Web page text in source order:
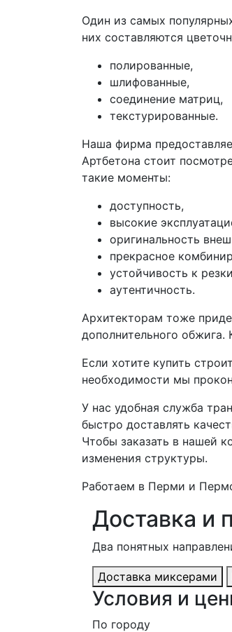
Один из самых
них составляются
полированные,
шлифованные,
соединение матриц,
текстурированные.
Наша фирма
Артбетона стоит
такие моменты:
доступность,
высокие
оригинальность
прекрасное
устойчивость к
аутентичность.
Архитекторам тоже
дополнительного обжига.
Если хотите купить
необходимости мы
У нас удобная служба
быстро доставлять
Чтобы заказать в нашей
изменения структуры.
Работаем в Перми и
Доставка и
Два понятных
Доставка миксерами
Условия и
По городу